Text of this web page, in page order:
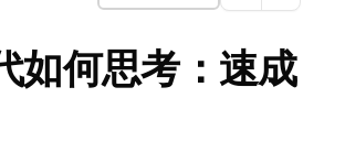
如何思考：速成